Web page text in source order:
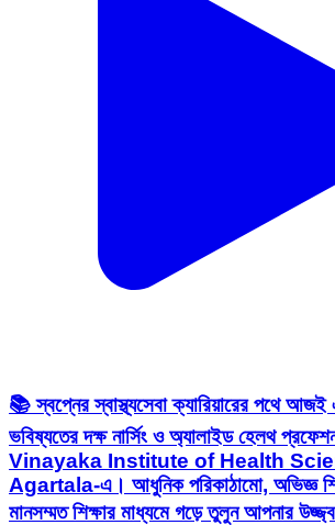
📚 স্বপ্নের স্বাস্থ্যসেবা ক্যারিয়ারের পথে
ভবিষ্যতের দক্ষ নার্সিং ও অ্যালাইড হেলথ
Vinayaka Institute of Health
Agartala-এ। আধুনিক পরিকাঠামো, অভিজ্ঞ
মানসম্মত শিক্ষার মাধ্যমে গড়ে তুলুন আপনার